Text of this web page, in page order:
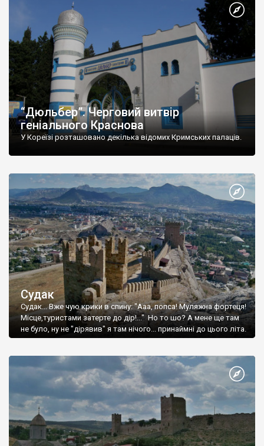
“Дюльбер”. Черговий витвір
геніального Краснова
У Кореїзі розташовано декілька відомих Кримських палаців.
Судак
Судак... Вже чую крики в спину: "Ааа, попса! Муляжна фортеця!
Місце,туристами затерте до дір!..." Но то шо? А мене ще там
не було, ну не "дірявив" я там нічого... принаймні до цього літа.